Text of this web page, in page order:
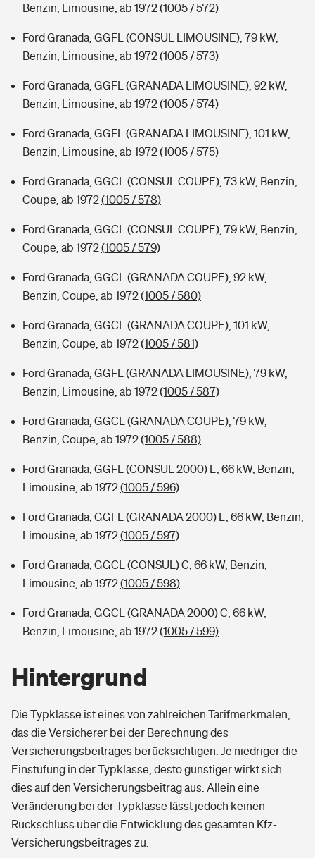
Benzin, Limousine, ab 1972(1005 / 572)
Ford Granada, GGFL (CONSUL LIMOUSINE), 79 kW,
Benzin, Limousine, ab 1972(1005 / 573)
Ford Granada, GGFL (GRANADA LIMOUSINE), 92 kW,
Benzin, Limousine, ab 1972(1005 / 574)
Ford Granada, GGFL (GRANADA LIMOUSINE), 101 kW,
Benzin, Limousine, ab 1972(1005 / 575)
Ford Granada, GGCL (CONSUL COUPE), 73 kW, Benzin,
Coupe, ab 1972(1005 / 578)
Ford Granada, GGCL (CONSUL COUPE), 79 kW, Benzin,
Coupe, ab 1972(1005 / 579)
Ford Granada, GGCL (GRANADA COUPE), 92 kW,
Benzin, Coupe, ab 1972(1005 / 580)
Ford Granada, GGCL (GRANADA COUPE), 101 kW,
Benzin, Coupe, ab 1972(1005 / 581)
Ford Granada, GGFL (GRANADA LIMOUSINE), 79 kW,
Benzin, Limousine, ab 1972(1005 / 587)
Ford Granada, GGCL (GRANADA COUPE), 79 kW,
Benzin, Coupe, ab 1972(1005 / 588)
Ford Granada, GGFL (CONSUL 2000) L, 66 kW, Benzin,
Limousine, ab 1972(1005 / 596)
Ford Granada, GGFL (GRANADA 2000) L, 66 kW, Benzin,
Limousine, ab 1972(1005 / 597)
Ford Granada, GGCL (CONSUL) C, 66 kW, Benzin,
Limousine, ab 1972(1005 / 598)
Ford Granada, GGCL (GRANADA 2000) C, 66 kW,
Benzin, Limousine, ab 1972(1005 / 599)
Hintergrund
Die Typklasse ist eines von zahlreichen Tarifmerkmalen,
das die Versicherer bei der Berechnung des
Versicherungsbeitrages berücksichtigen. Je niedriger die
Einstufung in der Typklasse, desto günstiger wirkt sich
dies auf den Versicherungsbeitrag aus. Allein eine
Veränderung bei der Typklasse lässt jedoch keinen
Rückschluss über die Entwicklung des gesamten Kfz-
Versicherungsbeitrages zu.